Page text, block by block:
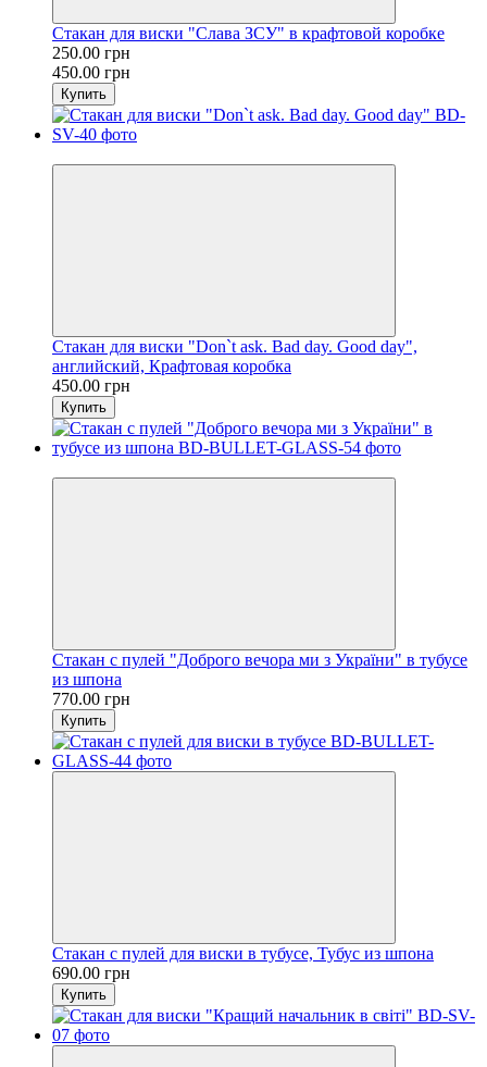
Стакан для виски "Слава ЗСУ" в крафтовой коробке
250.00 грн
450.00 грн
Купить
Стакан для виски "Don`t ask. Bad day. Good day",
английский, Крафтовая коробка
450.00 грн
Купить
Стакан с пулей "Доброго вечора ми з України" в тубусе
из шпона
770.00 грн
Купить
Стакан с пулей для виски в тубусе, Тубус из шпона
690.00 грн
Купить